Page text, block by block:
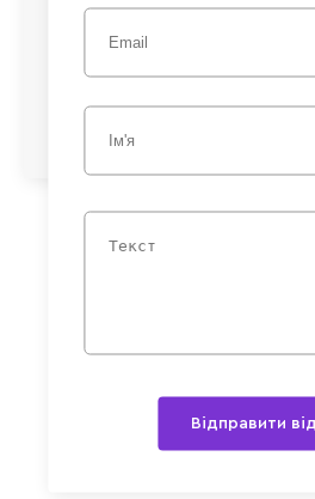
Відправити